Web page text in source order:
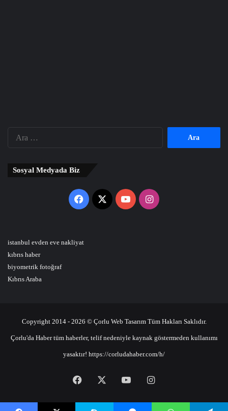
Sosyal Medyada Biz
Facebook
X YouTubeInstagram
istanbul evden eve nakliyat
kıbrıs haber
biyometrik fotoğraf
Kıbrıs Araba
Copyright 2014 - 2026 © Çorlu Web Tasarım Tüm Hakları Saklıdır.
Çorlu'da Haber tüm haberler, telif nedeniyle kaynak göstermeden kullanımı
yasaktır! https://corludahaber.com/h/
Facebook YouTubeInstagram